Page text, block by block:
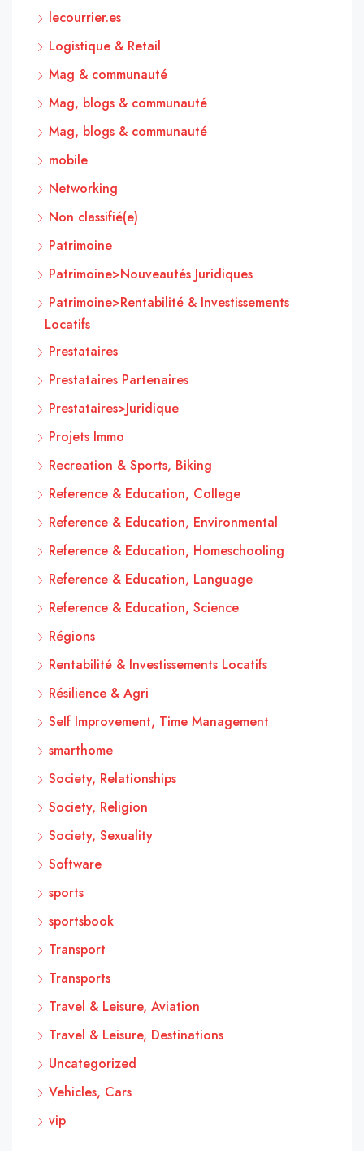
lecourrier.es
Logistique & Retail
Mag & communauté
Mag, blogs & communauté
Mag, blogs & communauté
mobile
Networking
Non classifié(e)
Patrimoine
Patrimoine>Nouveautés Juridiques
Patrimoine>Rentabilité & Investissements
Locatifs
Prestataires
Prestataires Partenaires
Prestataires>Juridique
Projets Immo
Recreation & Sports, Biking
Reference & Education, College
Reference & Education, Environmental
Reference & Education, Homeschooling
Reference & Education, Language
Reference & Education, Science
Régions
Rentabilité & Investissements Locatifs
Résilience & Agri
Self Improvement, Time Management
smarthome
Society, Relationships
Society, Religion
Society, Sexuality
Software
sports
sportsbook
Transport
Transports
Travel & Leisure, Aviation
Travel & Leisure, Destinations
Uncategorized
Vehicles, Cars
vip